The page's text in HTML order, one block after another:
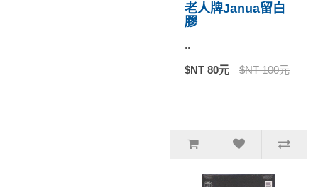
老人牌Janua留白
膠
..
$NT 80元 $NT 100元